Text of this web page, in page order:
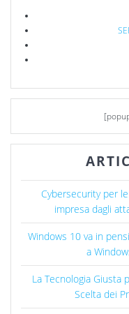
Cybersecurity per
impresa dagli
Windows 10 va in
a
La Tecnologia Giusta
Scelta dei